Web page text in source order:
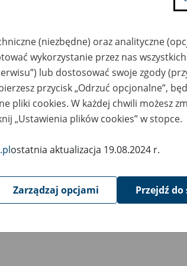
niezależnych od Zakładu
wykonania prac
do 23 października 2013 do
za pośrednictwem Portalu
były one w tym okresie
(niezbędne) oraz analityczne
wykorzystanie przez nas
lub dostosować swoje zgody
przycisk „Odrzuć opcjonalne”,
pliki cookies. W każdej chwili możesz
„Ustawienia plików cookies” w stopce.
ostatnia aktualizacja 19.08.2024 r.
Zarządzaj opcjami Przejdź